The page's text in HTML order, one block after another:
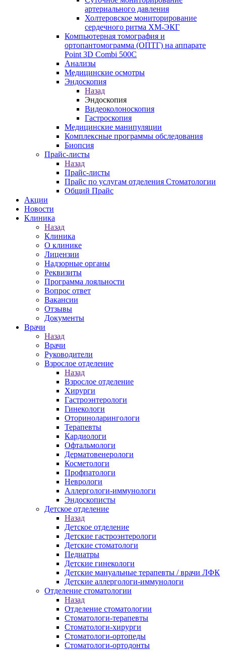
артериального давления
Холтеровское мониторирование
сердечного ритма ХМ-ЭКГ
Компьютерная томография и
ортопантомограмма (ОПТГ) на аппарате
Point 3D Combi 500C
Анализы
Медицинские осмотры
Эндоскопия
Назад
Эндоскопия
Видеоколоноскопия
Гастроскопия
Медицинские манипуляции
Комплексные программы обследования
Биопсия
Прайс-листы
Назад
Прайс-листы
Прайс по услугам отделения Стоматологии
Общий Прайс
Акции
Новости
Клиника
Назад
Клиника
О клинике
Лицензии
Надзорные органы
Реквизиты
Программа лояльности
Вопрос ответ
Вакансии
Отзывы
Документы
Врачи
Назад
Врачи
Руководители
Взрослое отделение
Назад
Взрослое отделение
Хирурги
Гастроэнтерологи
Гинекологи
Оториноларингологи
Терапевты
Кардиологи
Офтальмологи
Дерматовенерологи
Косметологи
Профпатологи
Неврологи
Аллергологи-иммунологи
Эндоскописты
Детское отделение
Назад
Детское отделение
Детские гастроэнтерологи
Детские стоматологи
Педиатры
Детские гинекологи
Детские мануальные терапевты / врачи ЛФК
Детские аллергологи-иммунологи
Отделение стоматологии
Назад
Отделение стоматологии
Стоматологи-терапевты
Стоматологи-хирурги
Стоматологи-ортопеды
Стоматологи-ортодонты